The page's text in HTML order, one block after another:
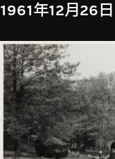
1961年12月26日